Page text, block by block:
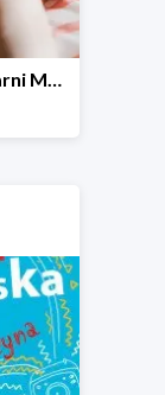
Książki dla dzieci w Księgarni Muza -50%